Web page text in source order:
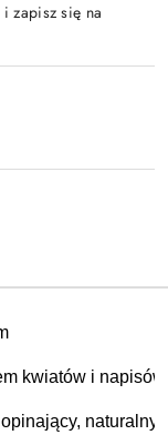
zapisz się na
kwiatów i napisów
naturalny